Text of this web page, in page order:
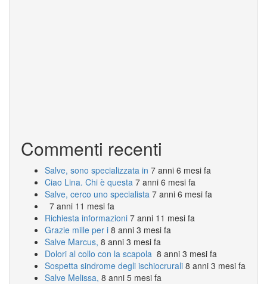
Commenti recenti
Salve, sono specializzata in 7 anni 6 mesi fa
Ciao Lina. Chi è questa 7 anni 6 mesi fa
Salve, cerco uno specialista 7 anni 6 mesi fa
7 anni 11 mesi fa
Richiesta informazioni 7 anni 11 mesi fa
Grazie mille per i 8 anni 3 mesi fa
Salve Marcus, 8 anni 3 mesi fa
Dolori al collo con la scapola 8 anni 3 mesi fa
Sospetta sindrome degli ischiocrurali 8 anni 3 mesi fa
Salve Melissa, 8 anni 5 mesi fa